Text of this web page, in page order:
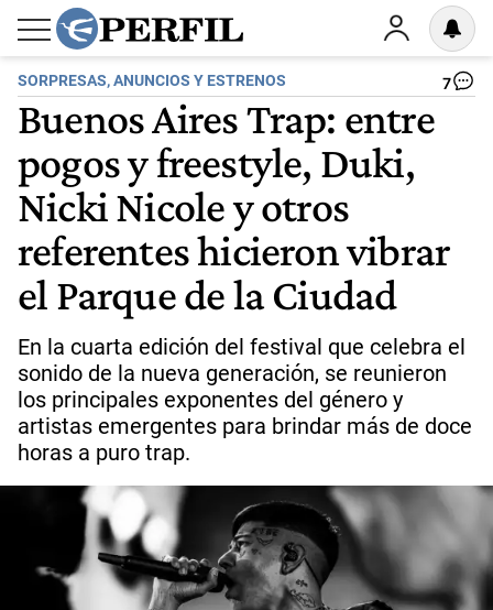
SORPRESAS, ANUNCIOS Y ESTRENOS 7
Buenos Aires Trap: entre
pogos y freestyle, Duki,
Nicki Nicole y otros
referentes hicieron vibrar
el Parque de la Ciudad
En la cuarta edición del festival que celebra el
sonido de la nueva generación, se reunieron
los principales exponentes del género y
artistas emergentes para brindar más de doce
horas a puro trap.